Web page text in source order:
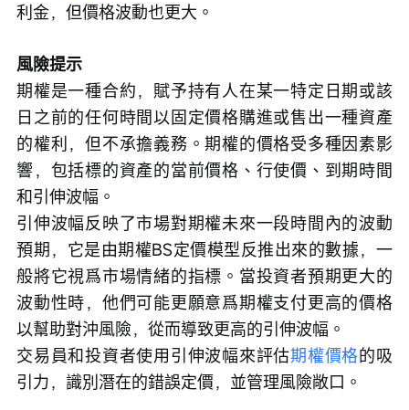
利金，但價格波動也更大。
風險提示
期權是一種合約，賦予持有人在某一特定日期或該
日之前的任何時間以固定價格購進或售出一種資產
的權利，但不承擔義務。期權的價格受多種因素影
響，包括標的資產的當前價格、行使價、到期時間
和引伸波幅。
引伸波幅反映了市場對期權未來一段時間內的波動
預期，它是由期權BS定價模型反推出來的數據，一
般將它視爲市場情緒的指標。當投資者預期更大的
波動性時，他們可能更願意爲期權支付更高的價格
以幫助對沖風險，從而導致更高的引伸波幅。
交易員和投資者使用引伸波幅來評估期權價格的吸
引力，識別潛在的錯誤定價，並管理風險敞口。